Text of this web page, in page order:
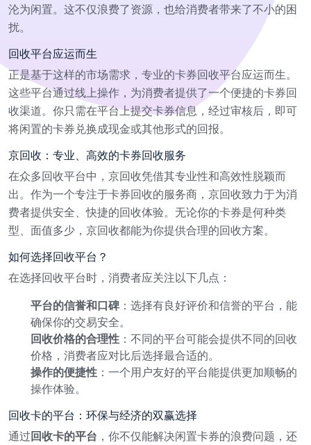
沦为闲置。这不仅浪费了资源，也给消费者带来了不小的困
扰。
回收平台应运而生
正是基于这样的市场需求，专业的卡券回收平台应运而生。
这些平台通过线上操作，为消费者提供了一个便捷的卡券回
收渠道。你只需在平台上提交卡券信息，经过审核后，即可
将闲置的卡券兑换成现金或其他形式的回报。
京回收：专业、高效的卡券回收服务
在众多回收平台中，京回收凭借其专业性和高效性脱颖而
出。作为一个专注于卡券回收的服务商，京回收致力于为消
费者提供安全、快捷的回收体验。无论你的卡券是何种类
型、面值多少，京回收都能为你提供合理的回收方案。
如何选择回收平台？
在选择回收平台时，消费者应关注以下几点：
平台的信誉和口碑：选择有良好评价和信誉的平台，能
确保你的交易安全。
回收价格的合理性 ：不同的平台可能会提供不同的回收
价格，消费者应对比后选择最合适的。
操作的便捷性 ：一个用户友好的平台能提供更加顺畅的
操作体验。
回收卡的平台：环保与经济的双赢选择
通过回收卡的平台 ，你不仅能解决闲置卡券的浪费问题，还